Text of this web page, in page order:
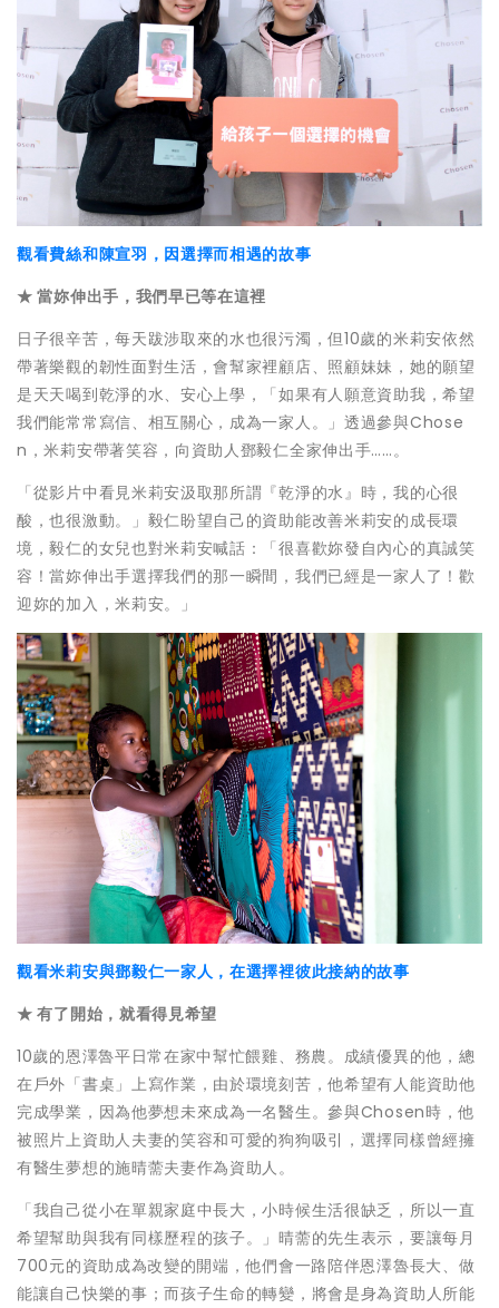
觀看費絲和陳宣羽，因選擇而相遇的故事
★ 當妳伸出手，我們早已等在這裡
日子很辛苦，每天跋涉取來的水也很污濁，但10歲的米莉安依然
帶著樂觀的韌性面對生活，會幫家裡顧店、照顧妹妹，她的願望
是天天喝到乾淨的水、安心上學，「如果有人願意資助我，希望
我們能常常寫信、相互關心，成為一家人。」透過參與Chose
n，米莉安帶著笑容，向資助人鄧毅仁全家伸出手……。
「從影片中看見米莉安汲取那所謂『乾淨的水』時，我的心很
酸，也很激動。」毅仁盼望自己的資助能改善米莉安的成長環
境，毅仁的女兒也對米莉安喊話：「很喜歡妳發自內心的真誠笑
容！當妳伸出手選擇我們的那一瞬間，我們已經是一家人了！歡
迎妳的加入，米莉安。」
觀看米莉安與鄧毅仁一家人，在選擇裡彼此接納的故事
★ 有了開始，就看得見希望
10歲的恩澤魯平日常在家中幫忙餵雞、務農。成績優異的他，總
在戶外「書桌」上寫作業，由於環境刻苦，他希望有人能資助他
完成學業，因為他夢想未來成為一名醫生。參與Chosen時，他
被照片上資助人夫妻的笑容和可愛的狗狗吸引，選擇同樣曾經擁
有醫生夢想的施晴薷夫妻作為資助人。
「我自己從小在單親家庭中長大，小時候生活很缺乏，所以一直
希望幫助與我有同樣歷程的孩子。」晴薷的先生表示，要讓每月
700元的資助成為改變的開端，他們會一路陪伴恩澤魯長大、做
能讓自己快樂的事；而孩子生命的轉變，將會是身為資助人所能